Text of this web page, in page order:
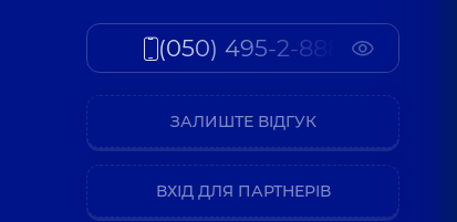
(050) 495-2-888
ЗАЛИШТЕ ВІДГУК
ВХІД ДЛЯ ПАРТНЕРІВ